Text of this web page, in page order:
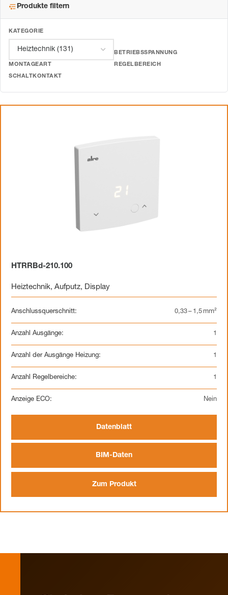
Produkte filtern
KATEGORIE
BETRIEBSSPANNUNG
MONTAGEART REGELBEREICH
SCHALTKONTAKT
HTRRBd-210.100
Heiztechnik, Aufputz, Display
Anschlussquerschnitt: 0,33 – 1,5 mm²
Anzahl Ausgänge: 1
Anzahl der Ausgänge Heizung: 1
Anzahl Regelbereiche: 1
Anzeige ECO: Nein
Datenblatt
BIM-Daten
Zum Produkt